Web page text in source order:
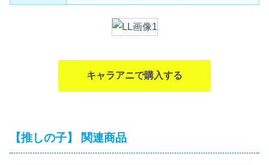
キャラアニで購入する
【推しの子】 関連商品